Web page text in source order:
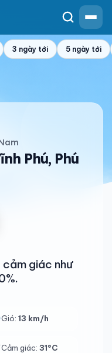
3 ngày tới 5 ngày tới
Phú, Phú
giác như
Gió:13 km/h
Cảm giác:31°C